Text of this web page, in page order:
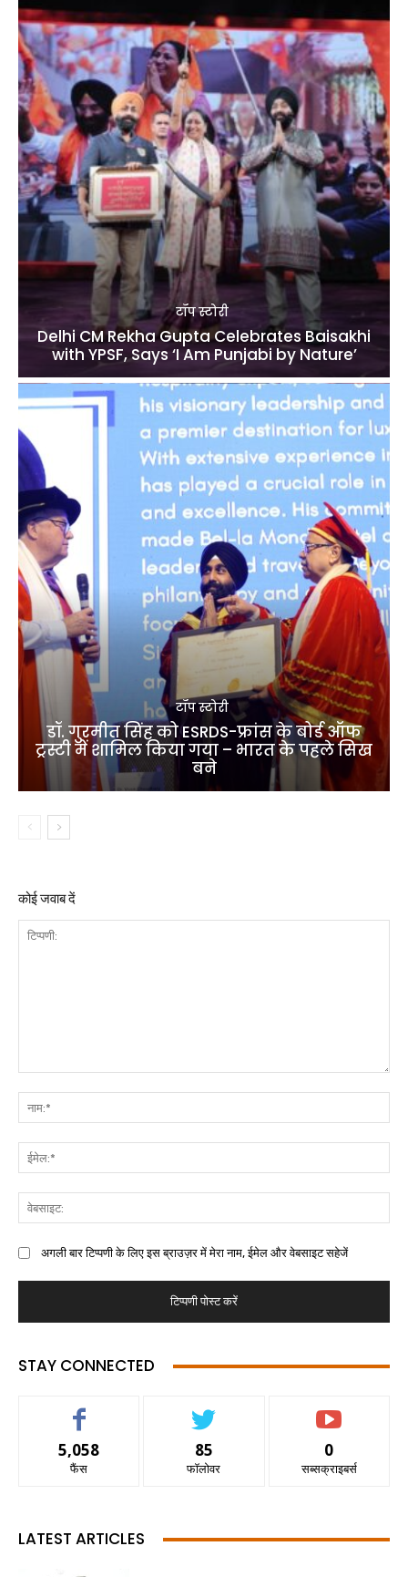
टॉप स्टोरी
Delhi CM Rekha Gupta Celebrates Baisakhi
with YPSF, Says ‘I Am Punjabi by Nature’
टॉप स्टोरी
डॉ. गुरमीत सिंह को ESRDS-फ्रांस के बोर्ड ऑफ
ट्रस्टी में शामिल किया गया – भारत के पहले सिख
बने
कोई जवाब दें
अगली बार टिप्पणी के लिए इस ब्राउज़र में मेरा नाम, ईमेल और वेबसाइट सहेजें
STAY CONNECTED
5,058
फैंस
85
फॉलोवर
0
सब्सक्राइबर्स
LATEST ARTICLES